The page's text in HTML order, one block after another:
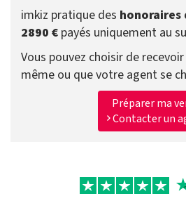
imkiz pratique des honoraires
2890 € payés uniquement au
Vous pouvez choisir de
même ou que votre agent se
Préparer ma
Contacter un